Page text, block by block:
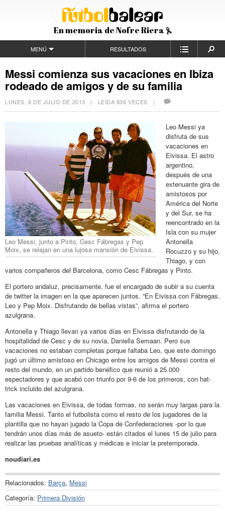
En memoria de Nofre Riera
MENÚ RESULTADOS
Messi comienza sus vacaciones en Ibiza
rodeado de amigos y de su familia
LUNES, 8 DE JULIO DE 2013 | LEÍDA 836 VECES |
Leo Messi, junto a Pinto, Cesc Fábregas y Pep
Moix, se relajan en una lujosa mansión de Eivissa.
Leo Messi ya
disfruta de sus
vacaciones en
Eivissa. El astro
argentino,
después de una
extenuante gira de
amistosos por
América del Norte
y del Sur, se ha
reencontrado en la
Isla con su mujer
Antonella
Rocuzzo y su hijo,
Thiago, y con
varios compañeros del Barcelona, como Cesc Fábregas y Pinto.
El portero andaluz, precisamente, fue el encargado de subir a su cuenta
de twitter la imagen en la que aparecen juntos. “En Eivissa con Fábregas,
Leo y Pep Moix. Disfrutando de bellas vistas”, afirma el portero
azulgrana.
Antonella y Thiago llevan ya varios días en Eivissa disfrutando de la
hospitalidad de Cesc y de su novia, Daniella Semaan. Pero sus
vacaciones no estaban completas porque faltaba Leo, que este domingo
jugó un último amistoso en Chicago entre los amigos de Messi contra el
resto del mundo, en un partido benéfico que reunió a 25.000
espectadores y que acabó con triunfo por 9-6 de los primeros, con hat-
trick incluido del azulgrana.
Las vacaciones en Eivissa, de todas formas, no serán muy largas para la
familia Messi. Tanto el futbolista como el resto de los jugadores de la
plantilla que no hayan jugado la Copa de Confederaciones -por lo que
tendrán unos días más de asueto- están citados el lunes 15 de julio para
realizar las pruebas analíticas y médicas e iniciar la pretemporada.
noudiari.es
Relacionados: Barça, Messi
Categoría: Primera División